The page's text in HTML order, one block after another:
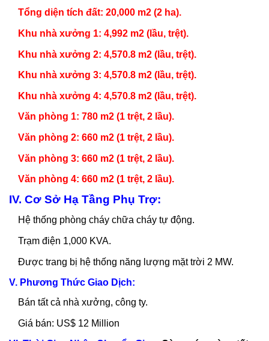
Tổng diện tích đất: 20,000 m2 (2 ha).
Khu nhà xưởng 1: 4,992 m2 (lầu, trệt).
Khu nhà xưởng 2: 4,570.8 m2 (lầu, trệt).
Khu nhà xưởng 3: 4,570.8 m2 (lầu, trệt).
Khu nhà xưởng 4: 4,570.8 m2 (lầu, trệt).
Văn phòng 1: 780 m2 (1 trệt, 2 lầu).
Văn phòng 2: 660 m2 (1 trệt, 2 lầu).
Văn phòng 3: 660 m2 (1 trệt, 2 lầu).
Văn phòng 4: 660 m2 (1 trệt, 2 lầu).
IV. Cơ Sở Hạ Tầng Phụ Trợ:
Hệ thống phòng cháy chữa cháy tự động.
Trạm điện 1,000 KVA.
Được trang bị hệ thống năng lượng mặt trời 2 MW.
V. Phương Thức Giao Dịch:
Bán tất cả nhà xưởng, công ty.
Giá bán: US$ 12 Million